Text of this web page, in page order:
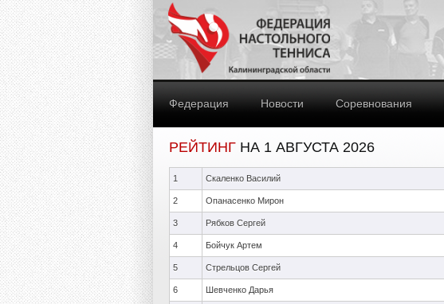
Федерация Новости Соревнования
РЕЙТИНГ НА 1 АВГУСТА 2026
1 Скаленко Василий
2 Опанасенко Мирон
3 Рябков Сергей
4 Бойчук Артем
5 Стрельцов Сергей
6 Шевченко Дарья